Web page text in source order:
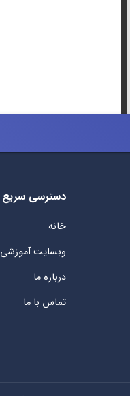
دسترسی سریع
خانه
وبسایت آموزشی
درباره ما
تماس با ما